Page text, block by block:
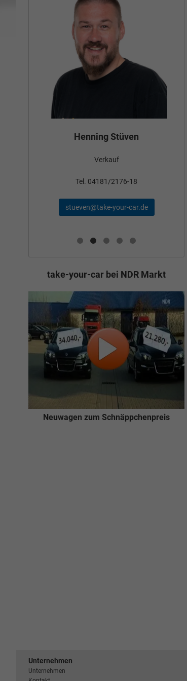
Henning Stüven
Verkauf
Tel. 04181/2176-18
stueven@take-your-car.de
take-your-car bei NDR Markt
Neuwagen zum Schnäppchenpreis
Unternehmen
Unternehmen